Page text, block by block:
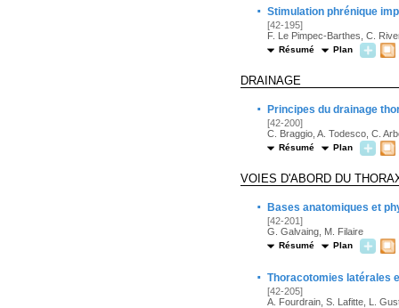
· Stimulation phrénique
[42-195]
F. Le Pimpec-Barthes, C.
Résumé Plan
DRAINAGE
· Principes du drainage
[42-200]
C. Braggio, A. Todesco, C.
Résumé Plan
VOIES D'ABORD DU
· Bases anatomiques et
[42-201]
G. Galvaing, M. Filaire
Résumé Plan
· Thoracotomies latérales
[42-205]
A. Fourdrain, S. Lafitte, L.